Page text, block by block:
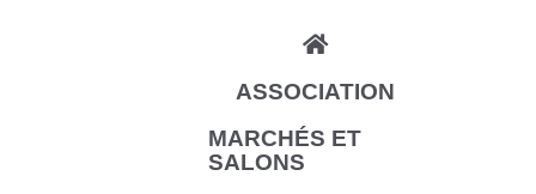
ASSOCIATION
MARCHÉS ET
SALONS